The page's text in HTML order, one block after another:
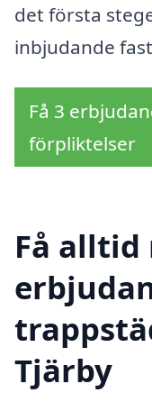
det första
inbjudande
Få 3
förpliktelser
Få alltid
Tjärby